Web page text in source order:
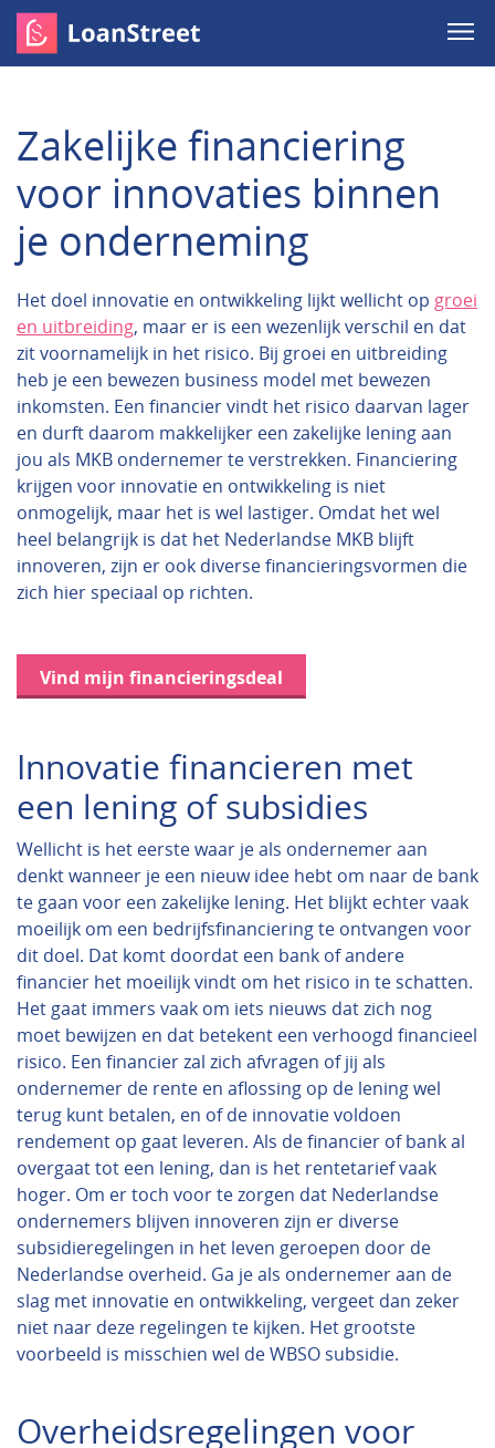
Zakelijke financiering
voor innovaties binnen
je onderneming
Het doel innovatie en ontwikkeling lijkt wellicht op groei
en uitbreiding, maar er is een wezenlijk verschil en dat
zit voornamelijk in het risico. Bij groei en uitbreiding
heb je een bewezen business model met bewezen
inkomsten. Een financier vindt het risico daarvan lager
en durft daarom makkelijker een zakelijke lening aan
jou als MKB ondernemer te verstrekken. Financiering
krijgen voor innovatie en ontwikkeling is niet
onmogelijk, maar het is wel lastiger. Omdat het wel
heel belangrijk is dat het Nederlandse MKB blijft
innoveren, zijn er ook diverse financieringsvormen die
zich hier speciaal op richten.
Vind mijn financieringsdeal
Innovatie financieren met
een lening of subsidies
Wellicht is het eerste waar je als ondernemer aan
denkt wanneer je een nieuw idee hebt om naar de bank
te gaan voor een zakelijke lening. Het blijkt echter vaak
moeilijk om een bedrijfsfinanciering te ontvangen voor
dit doel. Dat komt doordat een bank of andere
financier het moeilijk vindt om het risico in te schatten.
Het gaat immers vaak om iets nieuws dat zich nog
moet bewijzen en dat betekent een verhoogd financieel
risico. Een financier zal zich afvragen of jij als
ondernemer de rente en aflossing op de lening wel
terug kunt betalen, en of de innovatie voldoen
rendement op gaat leveren. Als de financier of bank al
overgaat tot een lening, dan is het rentetarief vaak
hoger. Om er toch voor te zorgen dat Nederlandse
ondernemers blijven innoveren zijn er diverse
subsidieregelingen in het leven geroepen door de
Nederlandse overheid. Ga je als ondernemer aan de
slag met innovatie en ontwikkeling, vergeet dan zeker
niet naar deze regelingen te kijken. Het grootste
voorbeeld is misschien wel de WBSO subsidie.
Overheidsregelingen voor